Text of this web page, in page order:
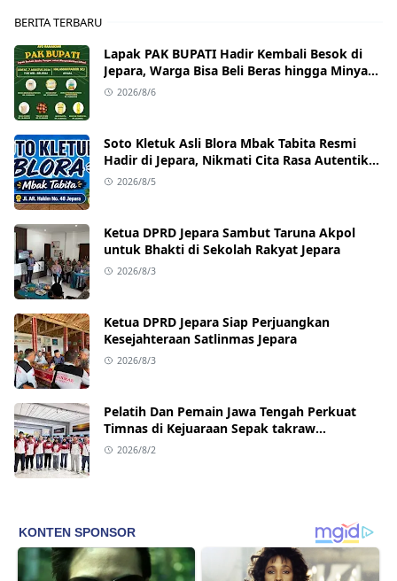
BERITA TERBARU
Lapak PAK BUPATI Hadir Kembali Besok di
Jepara, Warga Bisa Beli Beras hingga Minyak
Goreng dengan Harga Terjangkau
2026/8/6
Soto Kletuk Asli Blora Mbak Tabita Resmi
Hadir di Jepara, Nikmati Cita Rasa Autentik
Mulai Rp10 Ribu
2026/8/5
Ketua DPRD Jepara Sambut Taruna Akpol
untuk Bhakti di Sekolah Rakyat Jepara
2026/8/3
Ketua DPRD Jepara Siap Perjuangkan
Kesejahteraan Satlinmas Jepara
2026/8/3
Pelatih Dan Pemain Jawa Tengah Perkuat
Timnas di Kejuaraan Sepak takraw
Internasional
2026/8/2